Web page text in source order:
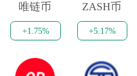
唯链币
+1.75%
ZASH币
+5.17%